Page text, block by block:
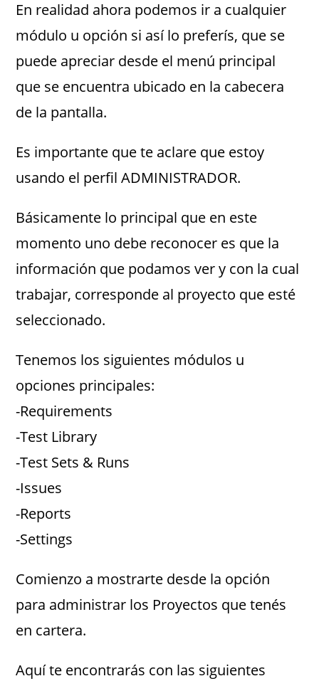
En realidad ahora podemos ir a cualquier
módulo u opción si así lo preferís, que se
puede apreciar desde el menú principal
que se encuentra ubicado en la cabecera
de la pantalla.
Es importante que te aclare que estoy
usando el perfil ADMINISTRADOR.
Básicamente lo principal que en este
momento uno debe reconocer es que la
información que podamos ver y con la cual
trabajar, corresponde al proyecto que esté
seleccionado.
Tenemos los siguientes módulos u
opciones principales:
-Requirements
-Test Library
-Test Sets & Runs
-Issues
-Reports
-Settings
Comienzo a mostrarte desde la opción
para administrar los Proyectos que tenés
en cartera.
Aquí te encontrarás con las siguientes